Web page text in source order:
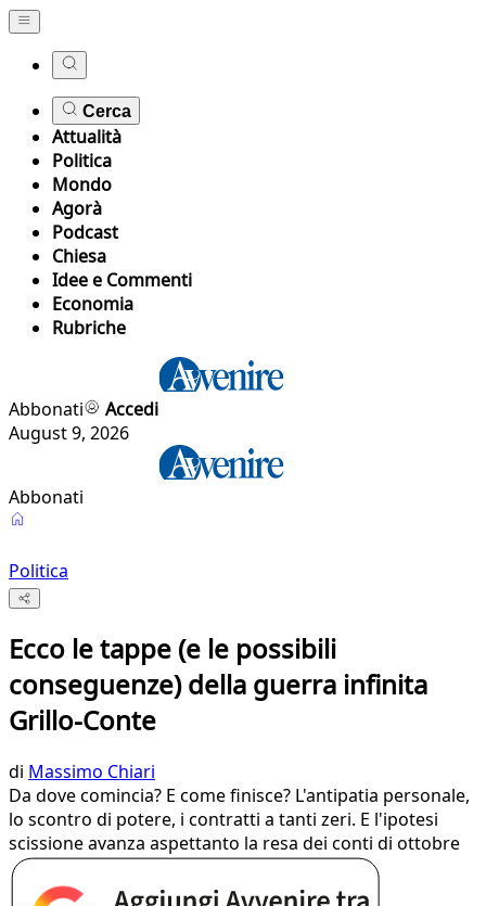
Cerca
Attualità
Politica
Mondo
Agorà
Podcast
Chiesa
Idee e Commenti
Economia
Rubriche
Abbonati
Accedi
August 9, 2026
Abbonati
Politica
Ecco le tappe (e le possibili
conseguenze) della guerra infinita
Grillo-Conte
di Massimo Chiari
Da dove comincia? E come finisce? L'antipatia personale,
lo scontro di potere, i contratti a tanti zeri. E l'ipotesi
scissione avanza aspettanto la resa dei conti di ottobre